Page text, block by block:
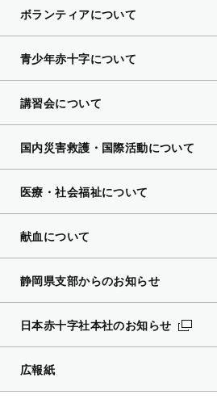
ボランティアについて
青少年赤十字について
講習会について
国内災害救護・国際活動について
医療・社会福祉について
献血について
静岡県支部からのお知らせ
日本赤十字社本社のお知らせ
広報紙